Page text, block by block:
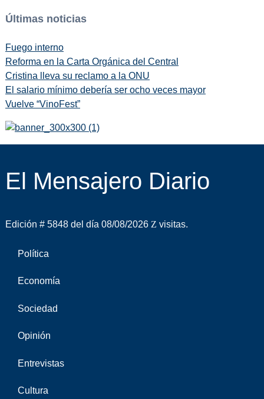
Últimas noticias
Fuego interno
Reforma en la Carta Orgánica del Central
Cristina lleva su reclamo a la ONU
El salario mínimo debería ser ocho veces mayor
Vuelve “VinoFest”
El Mensajero Diario
Edición # 5848 del día 08/08/2026 visitas.
Política
Economía
Sociedad
Opinión
Entrevistas
Cultura